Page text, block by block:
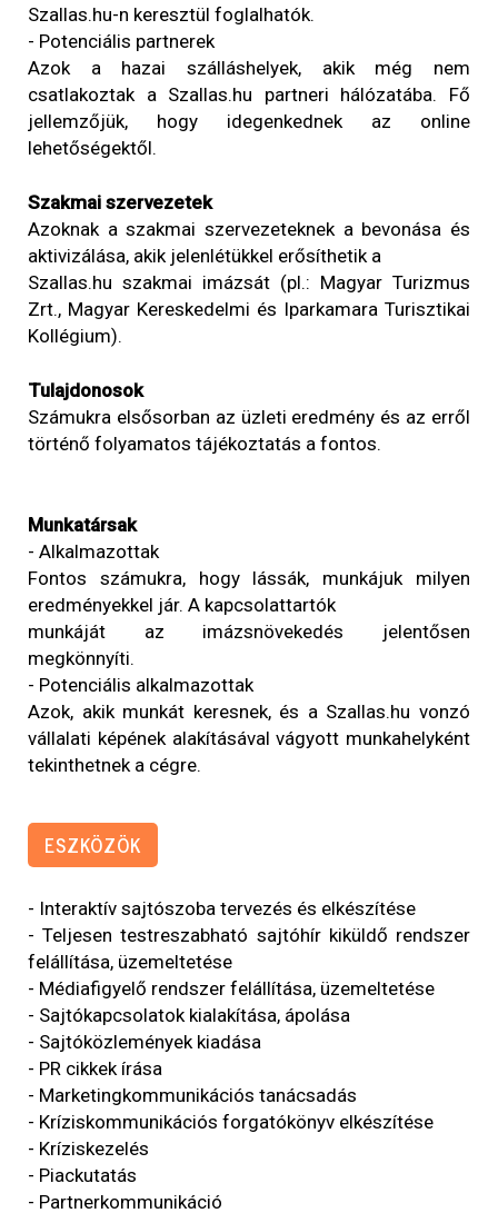
Szallas.hu-n keresztül foglalhatók.
- Potenciális partnerek
Azok a hazai szálláshelyek, akik még nem
csatlakoztak a Szallas.hu partneri hálózatába. Fő
jellemzőjük, hogy idegenkednek az online
lehetőségektől.
Szakmai szervezetek
Azoknak a szakmai szervezeteknek a bevonása és
aktivizálása, akik jelenlétükkel erősíthetik a
Szallas.hu szakmai imázsát (pl.: Magyar Turizmus
Zrt., Magyar Kereskedelmi és Iparkamara Turisztikai
Kollégium).
Tulajdonosok
Számukra elsősorban az üzleti eredmény és az erről
történő folyamatos tájékoztatás a fontos.
Munkatársak
- Alkalmazottak
Fontos számukra, hogy lássák, munkájuk milyen
eredményekkel jár. A kapcsolattartók
munkáját az imázsnövekedés jelentősen
megkönnyíti.
- Potenciális alkalmazottak
Azok, akik munkát keresnek, és a Szallas.hu vonzó
vállalati képének alakításával vágyott munkahelyként
tekinthetnek a cégre.
ESZKÖZÖK
- Interaktív sajtószoba tervezés és elkészítése
- Teljesen testreszabható sajtóhír kiküldő rendszer
felállítása, üzemeltetése
- Médiafigyelő rendszer felállítása, üzemeltetése
- Sajtókapcsolatok kialakítása, ápolása
- Sajtóközlemények kiadása
- PR cikkek írása
- Marketingkommunikációs tanácsadás
- Kríziskommunikációs forgatókönyv elkészítése
- Kríziskezelés
- Piackutatás
- Partnerkommunikáció